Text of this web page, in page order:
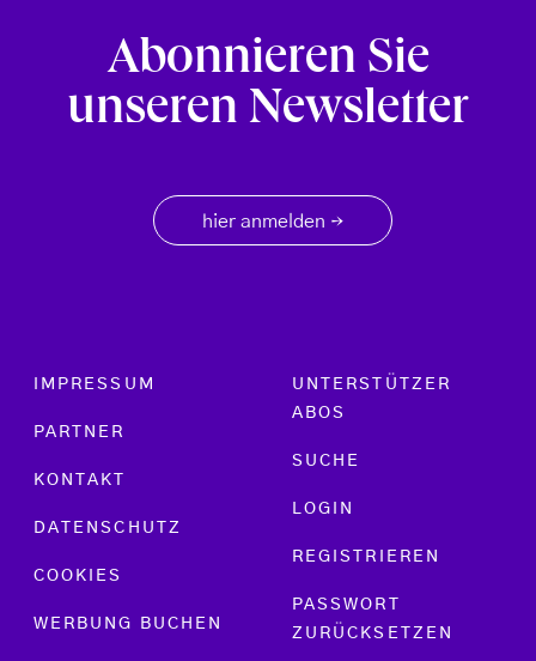
Abonnieren Sie
unseren Newsletter
hier anmelden →
Footer menu
IMPRESSUM
PARTNER
KONTAKT
DATENSCHUTZ
COOKIES
WERBUNG BUCHEN
UNTERSTÜTZER
ABOS
SUCHE
LOGIN
REGISTRIEREN
PASSWORT
ZURÜCKSETZEN